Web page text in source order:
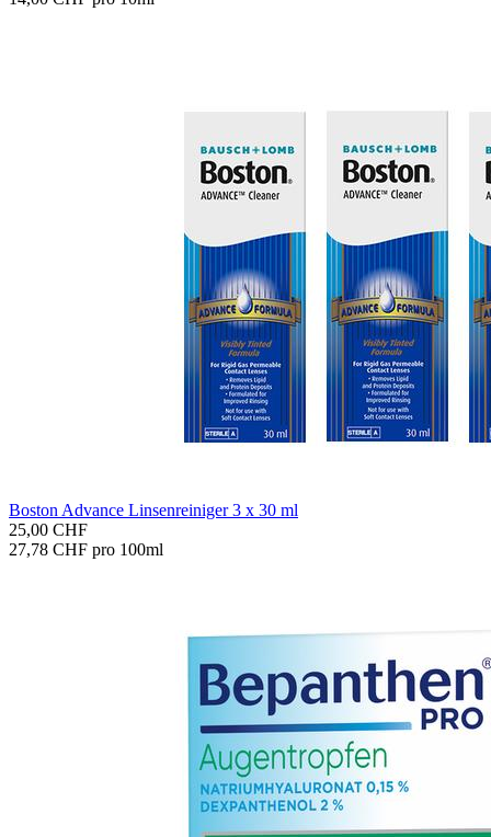
Bos­ton Ad­van­ce Lin­sen­rei­ni­ger 3 x 30 ml
25,00 CHF
27,78 CHF pro 100ml